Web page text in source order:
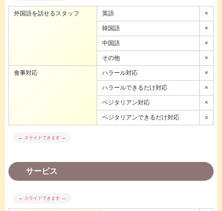
外国語を話せるスタッフ 英語 ×
韓国語 ×
中国語 ×
その他 ×
食事対応 ハラール対応 ×
ハラールできるだけ対応 ×
ベジタリアン対応 ×
ベジタリアンできるだけ対応 ○
サービス